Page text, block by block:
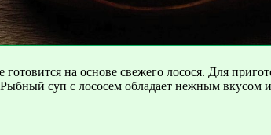
на основе свежего лосося. Для
суп с лососем обладает нежным